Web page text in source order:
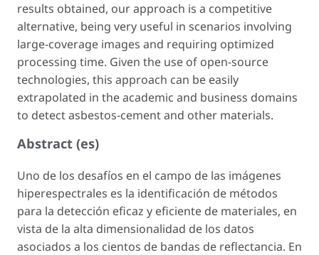
results obtained, our approach is a competitive
alternative, being very useful in scenarios involving
large-coverage images and requiring optimized
processing time. Given the use of open-source
technologies, this approach can be easily
extrapolated in the academic and business domains
to detect asbestos-cement and other materials.
Abstract (es)
Uno de los desafíos en el campo de las imágenes
hiperespectrales es la identificación de métodos
para la detección eficaz y eficiente de materiales, en
vista de la alta dimensionalidad de los datos
asociados a los cientos de bandas de reflectancia. En